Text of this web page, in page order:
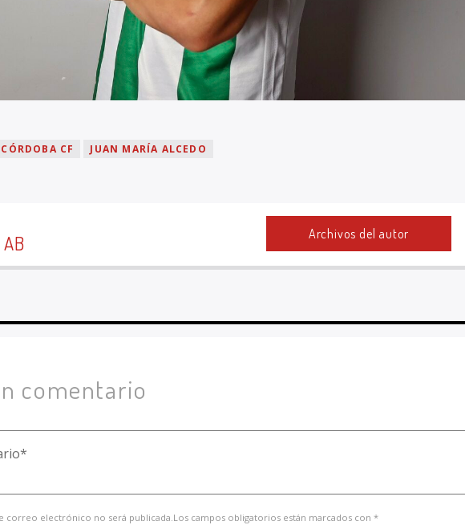
CÓRDOBA CF JUAN MARÍA ALCEDO
Archivos del autor
comentario
correo electrónico no será publicada.Los campos obligatorios están marcados con *